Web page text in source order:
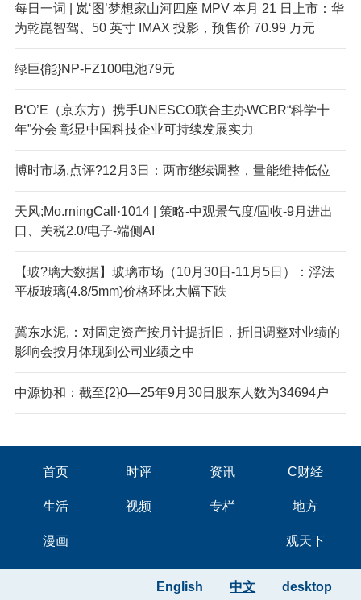
每日一词 | 岚‘图’梦想家山河四座 MPV 本月 21 日上市：华
为乾崑智驾、50 英寸 IMAX 投影，预售价 70.99 万元
绿巨{能}NP-FZ100电池79元
B‘O’E（京东方）携手UNESCO联合主办WCBR“科学十
年”分会 彰显中国科技企业可持续发展实力
博时市场.点评?12月3日：两市继续调整，量能维持低位
天风;Mo.rningCall·1014 | 策略-中观景气度/固收-9月进出
口、关税2.0/电子-端侧AI
【玻?璃大数据】玻璃市场（10月30日-11月5日）：浮法
平板玻璃(4.8/5mm)价格环比大幅下跌
冀东水泥,：对固定资产按月计提折旧，折旧调整对业绩的
影响会按月体现到公司业绩之中
中源协和：截至{2}0—25年9月30日股东人数为34694户
首页 时评 资讯 C财经
生活 视频 专栏 地方
漫画 观天下
desktop
中文
English